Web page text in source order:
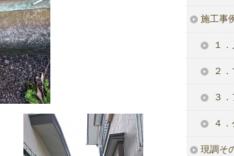
施工事
１
２
３
４
現調そ